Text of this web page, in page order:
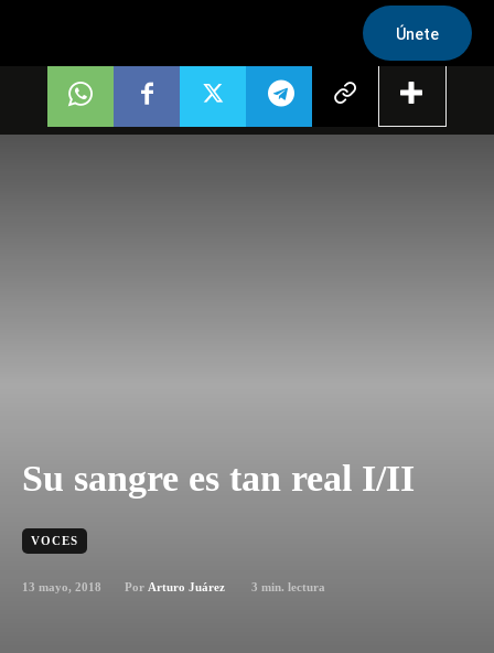
Únete
Su sangre es tan real I/II
VOCES
13 mayo, 2018 Por Arturo Juárez 3 min. lectura